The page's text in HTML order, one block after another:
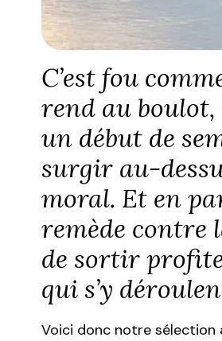
C’est fou
rend au
un début de
surgir au-
moral. Et en
remède contre
de sortir
qui s’y
Voici donc notre sélection